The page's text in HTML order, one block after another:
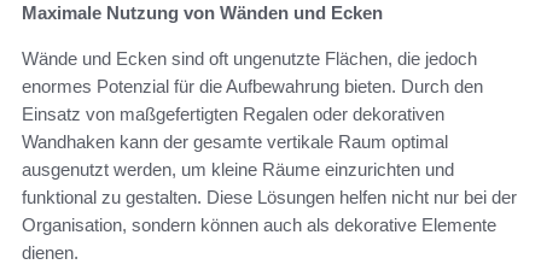
Maximale Nutzung von Wänden und Ecken
Wände und Ecken sind oft ungenutzte Flächen, die jedoch
enormes Potenzial für die Aufbewahrung bieten. Durch den
Einsatz von maßgefertigten Regalen oder dekorativen
Wandhaken kann der gesamte vertikale Raum optimal
ausgenutzt werden, um kleine Räume einzurichten und
funktional zu gestalten. Diese Lösungen helfen nicht nur bei der
Organisation, sondern können auch als dekorative Elemente
dienen.